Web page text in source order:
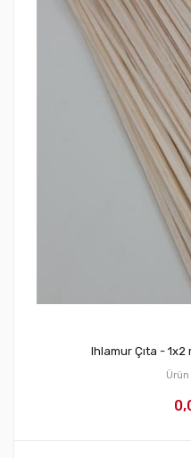
Ihlamur Çıta - 1x2
Ürün